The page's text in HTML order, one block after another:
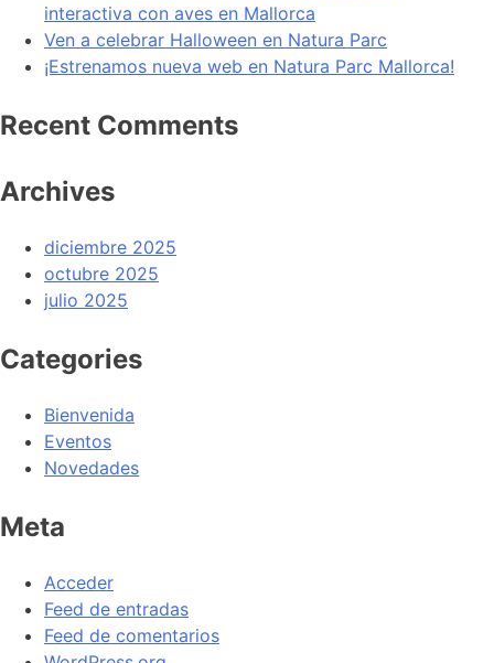
interactiva con aves en Mallorca
Ven a celebrar Halloween en Natura Parc
¡Estrenamos nueva web en Natura Parc Mallorca!
Recent Comments
Archives
diciembre 2025
octubre 2025
julio 2025
Categories
Bienvenida
Eventos
Novedades
Meta
Acceder
Feed de entradas
Feed de comentarios